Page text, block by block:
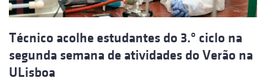
Técnico acolhe estudantes do 3.º ciclo na
segunda semana de atividades do Verão na
ULisboa